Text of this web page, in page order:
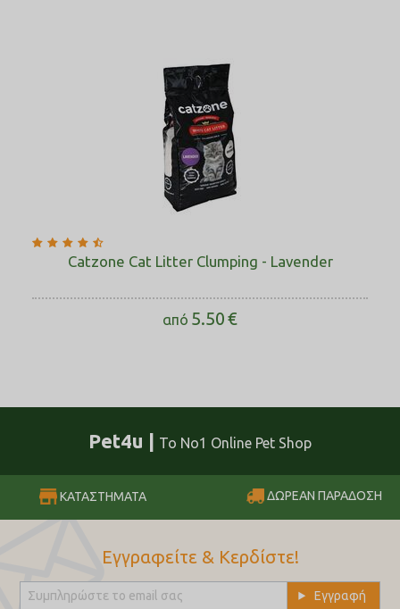
Catzone Cat Litter Clumping - Lavender
από 5.50€
Pet4u | Το No1 Online Pet Shop
ΚΑΤΑΣΤΗΜΑΤΑ ΔΩΡΕΑΝ ΠΑΡΑΔΟΣΗ
Εγγραφείτε & Κερδίστε!